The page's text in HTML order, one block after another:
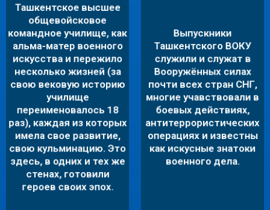
Ташкентское высшее
общевойсковое
командное училище, как
альма-матер военного
искусства и пережило
несколько жизней (за
свою вековую историю
училище
переименовалось 18
раз), каждая из которых
имела свое развитие,
свою кульминацию. Это
здесь, в одних и тех же
стенах, готовили
героев своих эпох.
ОФИЦЕРОВ
НАГРАЖДЕНЫ
НАГРАДАМИ
Выпускники
Ташкентского ВОКУ
служили и служат в
Вооружённых силах
почти всех стран СНГ,
многие учавствовали в
боевых действиях,
антитеррористических
операциях и известны
как искусные знатоки
военного дела.
>20 Выпускников
возглавляли
военные
ведомства в